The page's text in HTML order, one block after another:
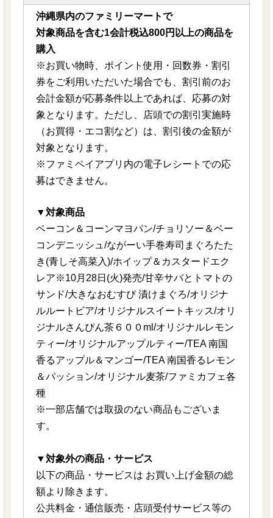
沖縄県内のファミリーマートで
対象商品を含む1会計税込800円以上の商品を
購入
※お買い物時、ポイント使用・回数券・割引
券をご利用いただいた場合でも、割引前のお
会計金額が応募条件以上であれば、応募の対
象となります。ただし、店頭での割引実施時
（お買得・エコ割など）は、割引後の金額が
対象となります。
※ファミペイアプリ内の電子レシートでの応
募はできません。
▼対象商品
ベーコン＆コーンマヨパン/チョリソー＆ベー
コンデニッシュ/ながーい手巻寿司まぐろたた
き(青しそ高菜入)/ホイップ＆カスタードエク
レア※10月28日(火)発売/甘辛サバとトマトの
サンド/大きなおむすび 漬けまぐろ/オリジナ
ルルートビア/オリジナルスイートキッス/オリ
ジナルさんぴん茶６００ml/オリジナルレモン
ティー/オリジナルアップルティー/TEA 南国
香るアップル＆マンゴー/TEA 南国香るレモン
＆パッション/オリジナル麦茶/ファミカフェ各
種
※一部店舗では取扱のない商品もございま
す。
▼対象外の商品・サービス
以下の商品・サービスは お買い上げ金額の総
額より除きます。
公共料金・通信販売・店頭受付サービス等の